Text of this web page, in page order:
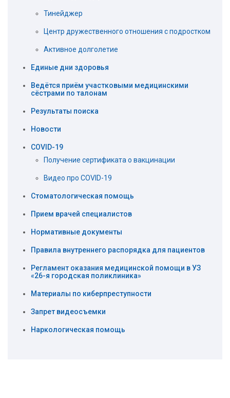
Тинейджер
Центр дружественного отношения с подростком
Активное долголетие
Единые дни здоровья
Ведётся приём участковыми медицинскими
сёстрами по талонам
Результаты поиска
Новости
COVID-19
Получение сертификата о вакцинации
Видео про COVID-19
Стоматологическая помощь
Прием врачей специалистов
Нормативные документы
Правила внутреннего распорядка для пациентов
Регламент оказания медицинской помощи в УЗ
«26-я городская поликлиника»
Материалы по киберпреступности
Запрет видеосъемки
Наркологическая помощь